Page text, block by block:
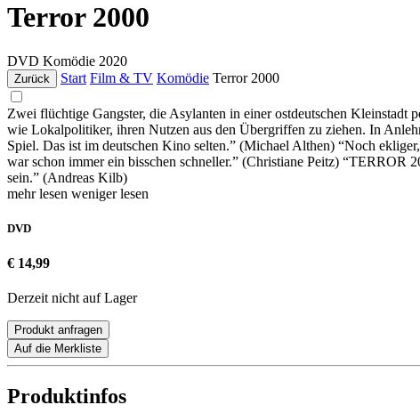
Terror 2000
DVD Komödie 2020
Zurück Start Film & TV Komödie Terror 2000
Zwei flüchtige Gangster, die Asylanten in einer ostdeutschen Kleinstadt
wie Lokalpolitiker, ihren Nutzen aus den Übergriffen zu ziehen. In
Spiel. Das ist im deutschen Kino selten.” (Michael Althen) “Noch
war schon immer ein bisschen schneller.” (Christiane Peitz) “TERROR
sein.” (Andreas Kilb)
mehr lesen weniger lesen
DVD
€ 14,99
Derzeit nicht auf Lager
Produkt anfragen
Auf die Merkliste
Produktinfos